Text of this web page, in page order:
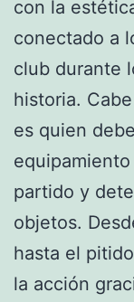
con la
conectado a
club durante
historia.
es quien
partido y
objetos.
hasta el
la acción